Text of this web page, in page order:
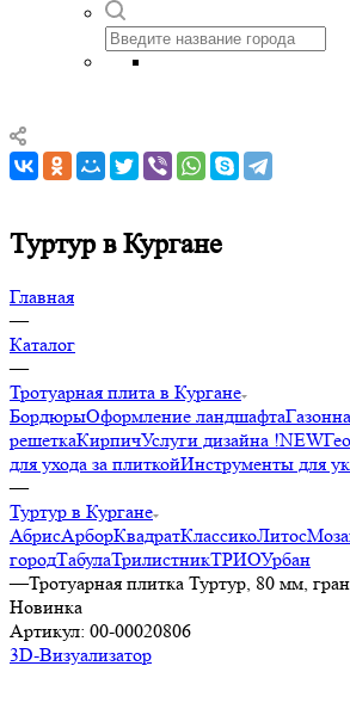
Туртур в Кургане
Главная
—
Каталог
—
Тротуарная плита в Кургане
БордюрыОформление ландшафта
решеткаКирпичУслуги дизайна !NEW
для ухода за плиткойИнструменты для
—
Туртур в Кургане
АбрисАрборКвадратКлассикоЛитос
городТабулаТрилистникТРИОУрбан
—Тротуарная плитка Туртур, 80 мм,
Новинка
Артикул: 00-00020806
3D-Визуализатор